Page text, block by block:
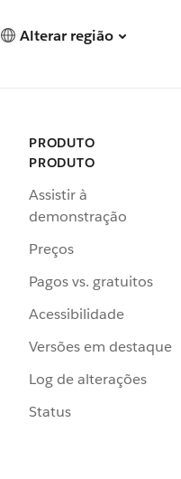
Alterar região
PRODUTO
PRODUTO
Assistir à
demonstração
Preços
Pagos vs. gratuitos
Acessibilidade
Versões em destaque
Log de alterações
Status